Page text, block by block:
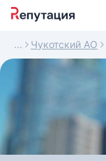
Чукотский АО